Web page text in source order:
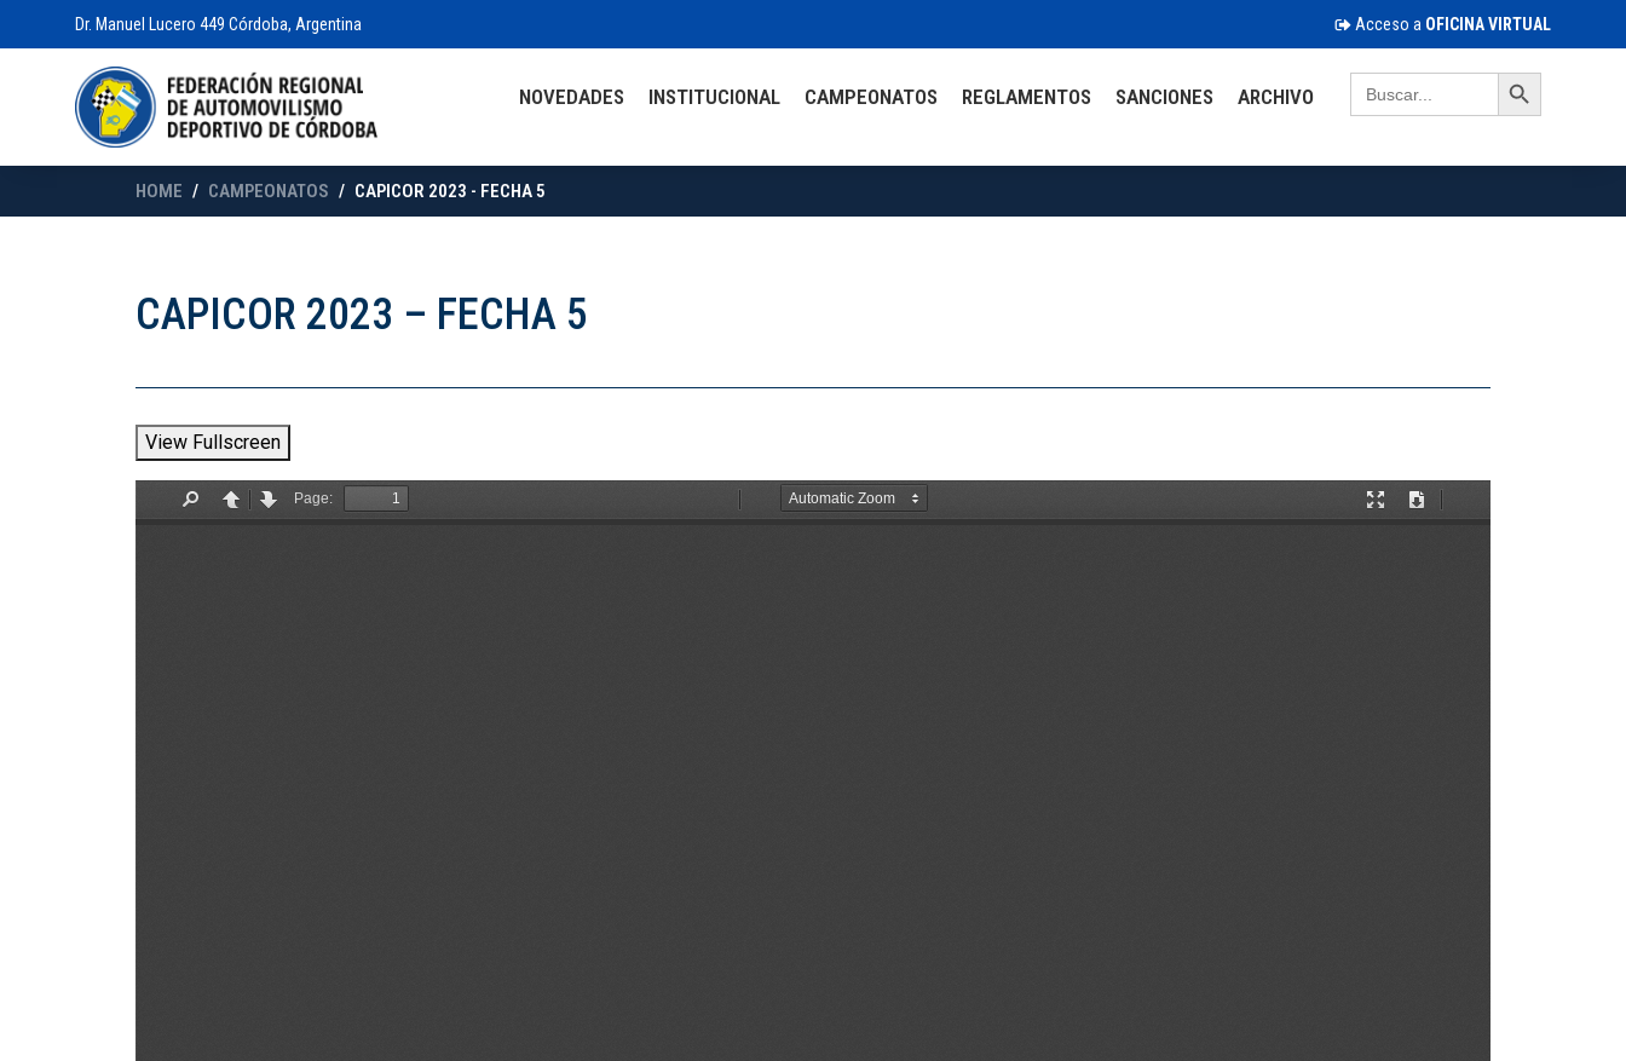
Dr. Manuel Lucero 449 Córdoba, Argentina Acceso a OFICINA VIRTUAL
NOVEDADES INSTITUCIONAL CAMPEONATOS REGLAMENTOS SANCIONES ARCHIVO
Search
for:
Search Button
HOME CAMPEONATOS CAPICOR 2023 - FECHA 5
CAPICOR 2023 – FECHA 5
View Fullscreen